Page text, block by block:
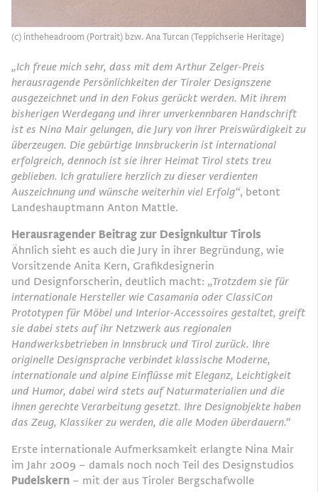
(c) intheheadroom (Portrait) bzw. Ana Turcan (Teppichserie Heritage)
„Ich freue mich sehr, dass mit dem Arthur Zelger-Preis
herausragende Persönlichkeiten der Tiroler Designszene
ausgezeichnet und in den Fokus gerückt werden. Mit ihrem
bisherigen Werdegang und ihrer unverkennbaren Handschrift
ist es Nina Mair gelungen, die Jury von ihrer Preiswürdigkeit zu
überzeugen. Die gebürtige Innsbruckerin ist international
erfolgreich, dennoch ist sie ihrer Heimat Tirol stets treu
geblieben. Ich gratuliere herzlich zu dieser verdienten
Auszeichnung und wünsche weiterhin viel Erfolg“, betont
Landeshauptmann Anton Mattle.
Herausragender Beitrag zur Designkultur Tirols
Ähnlich sieht es auch die Jury in ihrer Begründung, wie
Vorsitzende Anita Kern, Grafikdesignerin
und Designforscherin, deutlich macht: „Trotzdem sie für
internationale Hersteller wie Casamania oder ClassiCon
Prototypen für Möbel und Interior-Accessoires gestaltet, greift
sie dabei stets auf ihr Netzwerk aus regionalen
Handwerksbetrieben in Innsbruck und Tirol zurück. Ihre
originelle Designsprache verbindet klassische Moderne,
internationale und alpine Einflüsse mit Eleganz, Leichtigkeit
und Humor, dabei wird stets auf Naturmaterialien und die
ihnen gerechte Verarbeitung gesetzt. Ihre Designobjekte haben
das Zeug, Klassiker zu werden, die alle Moden überdauern.“
Erste internationale Aufmerksamkeit erlangte Nina Mair
im Jahr 2009 – damals noch noch Teil des Designstudios
Pudelskern – mit der aus Tiroler Bergschafwolle